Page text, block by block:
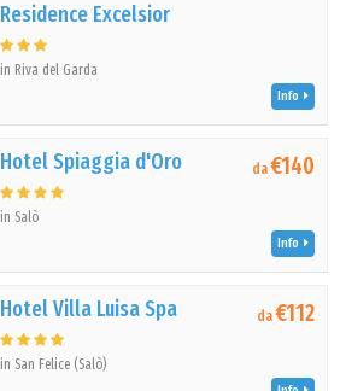
Residence Excelsior
in Riva del Garda
Info
Hotel Spiaggia d'Oro
in Salò
da€140
Info
Hotel Villa Luisa Spa
in San Felice (Salò)
da€112